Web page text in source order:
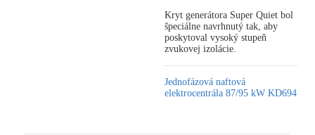
Kryt generátora Super Quiet bol
špeciálne navrhnutý tak, aby
poskytoval vysoký stupeň
zvukovej izolácie.
Jednofázová naftová
elektrocentrála 87/95 kW KD694